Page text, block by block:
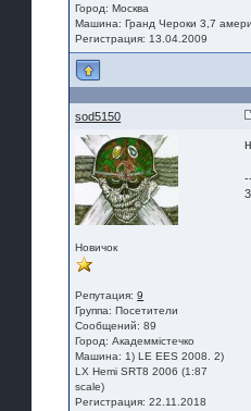
Город: Москва
Машина: Гранд Чероки 3,7
Регистрация: 13.04.2009
sod5150
Новичок
Репутация:9
Группа:Посетители
Сообщений: 89
Город: Академмістечко
Машина: 1) LE EES 2008. 2)
LX Hemi SRT8 2006 (1:87
scale)
Регистрация: 22.11.2018